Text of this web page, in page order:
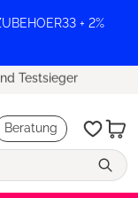
+ 2%
Testsieger
Beratung